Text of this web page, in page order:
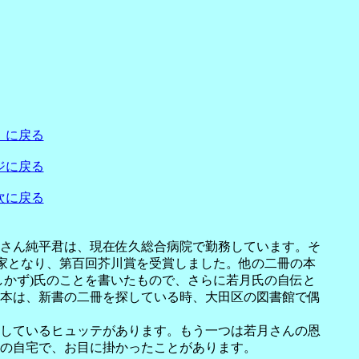
に戻る
に戻る
に戻る
ん純平君は、現在佐久総合病院で勤務しています。そ
なり、第百回芥川賞を受賞しました。他の二冊の本
ず)氏のことを書いたもので、さらに若月氏の自伝と
は、新書の二冊を探している時、大田区の図書館で偶
ているヒュッテがあります。もう一つは若月さんの恩
自宅で、お目に掛かったことがあります。